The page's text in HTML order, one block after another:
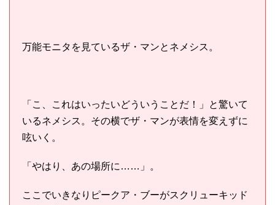
万能モニタを見ているザ・マンとネメシス。
「こ、これはいったいどういうことだ！」と驚いて
いるネメシス。その横でザ・マンが表情を変えずに
呟いく。
「やはり、あの場所に……」。
ここでいきなりピークア・ブーがスクリューキッド